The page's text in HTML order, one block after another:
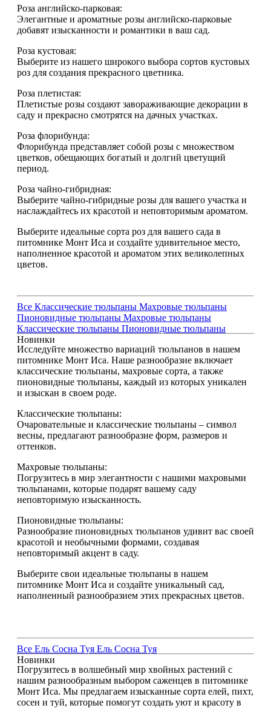
Роза английско-парковая:
Элегантные и ароматные розы английско-парковые
добавят изысканности и романтики в ваш сад.
Роза кустовая:
Выберите из нашего широкого выбора сортов кустовых
роз для создания прекрасного цветника.
Роза плетистая:
Плетистые розы создают завораживающие декорации в
саду и прекрасно смотрятся на дачных участках.
Роза флорибунда:
Флорибунда представляет собой розы с множеством
цветков, обещающих богатый и долгий цветущий
период.
Роза чайно-гибридная:
Выберите чайно-гибридные розы для вашего участка и
наслаждайтесь их красотой и неповторимым ароматом.
Выберите идеальные сорта роз для вашего сада в
питомнике Монт Иса и создайте удивительное место,
наполненное красотой и ароматом этих великолепных
цветов.
Все Классические тюльпаны Махровые тюльпаны
Пионовидные тюльпаны Махровые тюльпаны
Классические тюльпаны Пионовидные тюльпаны
Новинки
Исследуйте множество вариаций тюльпанов в нашем
питомнике Монт Иса. Наше разнообразие включает
классические тюльпаны, махровые сорта, а также
пионовидные тюльпаны, каждый из которых уникален
и изыскан в своем роде.
Классические тюльпаны:
Очаровательные и классические тюльпаны – символ
весны, предлагают разнообразие форм, размеров и
оттенков.
Махровые тюльпаны:
Погрузитесь в мир элегантности с нашими махровыми
тюльпанами, которые подарят вашему саду
неповторимую изысканность.
Пионовидные тюльпаны:
Разнообразие пионовидных тюльпанов удивит вас своей
красотой и необычными формами, создавая
неповторимый акцент в саду.
Выберите свои идеальные тюльпаны в нашем
питомнике Монт Иса и создайте уникальный сад,
наполненный разнообразием этих прекрасных цветов.
Все Ель Сосна Туя Ель Сосна Туя
Новинки
Погрузитесь в волшебный мир хвойных растений с
нашим разнообразным выбором саженцев в питомнике
Монт Иса. Мы предлагаем изысканные сорта елей, пихт,
сосен и туй, которые помогут создать уют и красоту в